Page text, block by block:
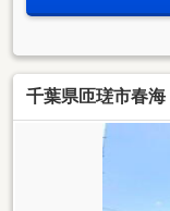
千葉県匝瑳市春